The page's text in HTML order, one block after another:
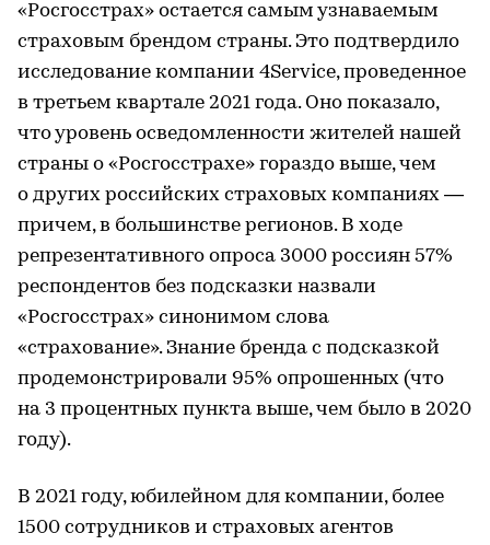
«Росгосстрах» остается самым узнаваемым
страховым брендом страны. Это подтвердило
исследование компании 4Service, проведенное
в третьем квартале 2021 года. Оно показало,
что уровень осведомленности жителей нашей
страны о «Росгосстрахе» гораздо выше, чем
о других российских страховых компаниях —
причем, в большинстве регионов. В ходе
репрезентативного опроса 3000 россиян 57%
респондентов без подсказки назвали
«Росгосстрах» синонимом слова
«страхование». Знание бренда с подсказкой
продемонстрировали 95% опрошенных (что
на 3 процентных пункта выше, чем было в 2020
году).
В 2021 году, юбилейном для компании, более
1500 сотрудников и страховых агентов